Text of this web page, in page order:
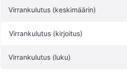
Virrankulutus (keskimäärin)
Virrankulutus (kirjoitus)
Virrankulutus (luku)